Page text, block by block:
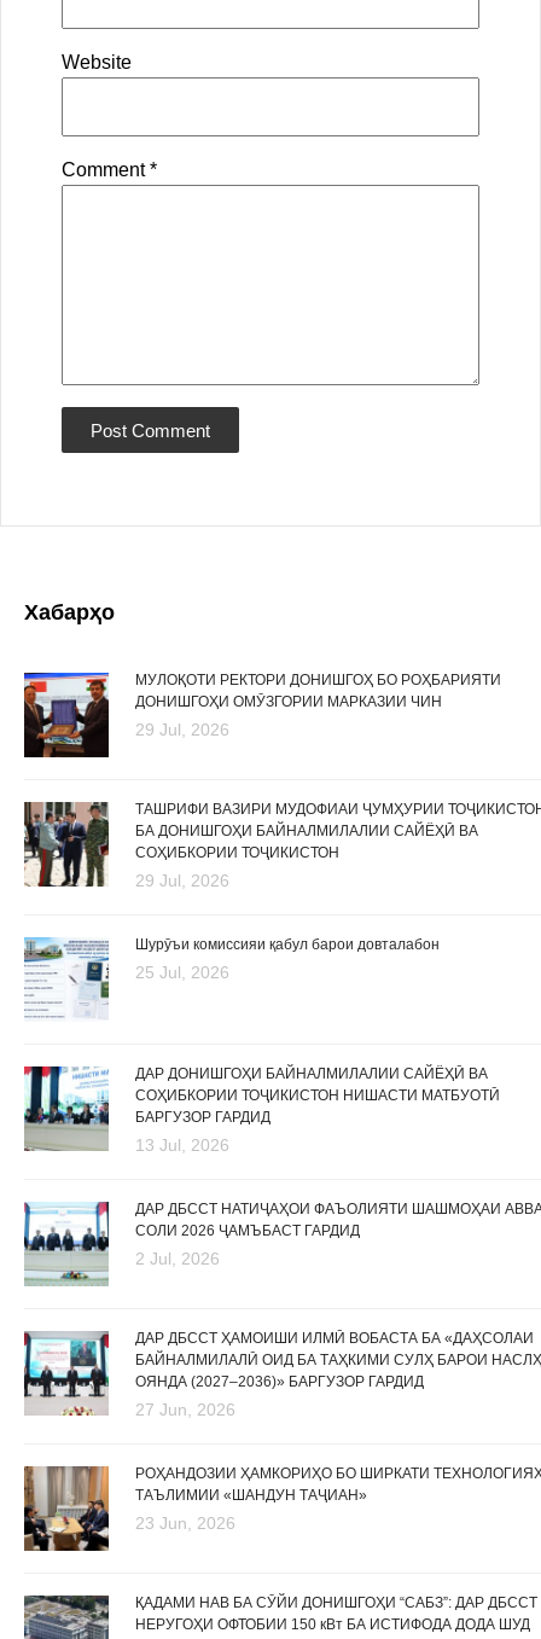
Website
Comment*
Хабарҳо
МУЛОҚОТИ РЕКТОРИ ДОНИШГОҲ БО РОҲБАРИЯТИ
ДОНИШГОҲИ ОМӮЗГОРИИ МАРКАЗИИ ЧИН
29 Jul, 2026
ТАШРИФИ ВАЗИРИ МУДОФИАИ ҶУМҲУРИИ
БА ДОНИШГОҲИ БАЙНАЛМИЛАЛИИ САЙЁҲӢ ВА
СОҲИБКОРИИ ТОҶИКИСТОН
29 Jul, 2026
Шурӯъи комиссияи қабул барои довталабон
25 Jul, 2026
ДАР ДОНИШГОҲИ БАЙНАЛМИЛАЛИИ САЙЁҲӢ ВА
СОҲИБКОРИИ ТОҶИКИСТОН НИШАСТИ МАТБУОТӢ
БАРГУЗОР ГАРДИД
13 Jul, 2026
ДАР ДБССТ НАТИҶАҲОИ ФАЪОЛИЯТИ ШАШМОҲАИ
СОЛИ 2026 ҶАМЪБАСТ ГАРДИД
2 Jul, 2026
ДАР ДБССТ ҲАМОИШИ ИЛМӢ ВОБАСТА БА «ДАҲСОЛАИ
БАЙНАЛМИЛАЛӢ ОИД БА ТАҲКИМИ СУЛҲ БАРОИ
ОЯНДА (2027–2036)» БАРГУЗОР ГАРДИД
27 Jun, 2026
РОҲАНДОЗИИ ҲАМКОРИҲО БО ШИРКАТИ
ТАЪЛИМИИ «ШАНДУН ТАҶИАН»
23 Jun, 2026
ҚАДАМИ НАВ БА СӮЙИ ДОНИШГОҲИ “САБЗ”: ДАР ДБССТ
НЕРУГОҲИ ОФТОБИИ 150 кВт БА ИСТИФОДА ДОДА ШУД